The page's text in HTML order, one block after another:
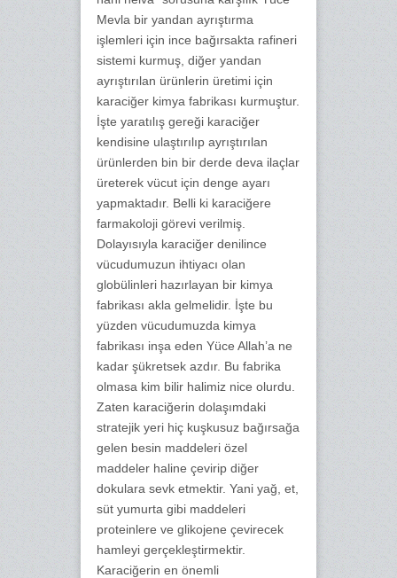
Mevla bir yandan ayrıştırma
işlemleri için ince bağırsakta rafineri
sistemi kurmuş, diğer yandan
ayrıştırılan ürünlerin üretimi için
karaciğer kimya fabrikası kurmuştur.
İşte yaratılış gereği karaciğer
kendisine ulaştırılıp ayrıştırılan
ürünlerden bin bir derde deva ilaçlar
üreterek vücut için denge ayarı
yapmaktadır. Belli ki karaciğere
farmakoloji görevi verilmiş.
Dolayısıyla karaciğer denilince
vücudumuzun ihtiyacı olan
globülinleri hazırlayan bir kimya
fabrikası akla gelmelidir. İşte bu
yüzden vücudumuzda kimya
fabrikası inşa eden Yüce Allah’a ne
kadar şükretsek azdır. Bu fabrika
olmasa kim bilir halimiz nice olurdu.
Zaten karaciğerin dolaşımdaki
stratejik yeri hiç kuşkusuz bağırsağa
gelen besin maddeleri özel
maddeler haline çevirip diğer
dokulara sevk etmektir. Yani yağ, et,
süt yumurta gibi maddeleri
proteinlere ve glikojene çevirecek
hamleyi gerçekleştirmektir.
Karaciğerin en önemli